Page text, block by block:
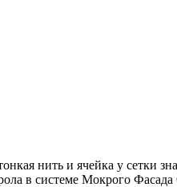
нить и ячейка у сетки
в системе Мокрого